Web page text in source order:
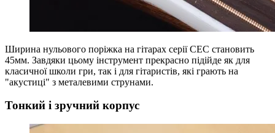
Ширина нульового поріжка на гітарах серії CEC становить
45мм. Завдяки цьому інструмент прекрасно підійде як для
класичної школи гри, так і для гітаристів, які грають на
"акустиці" з металевими струнами.
Тонкий і зручний корпус